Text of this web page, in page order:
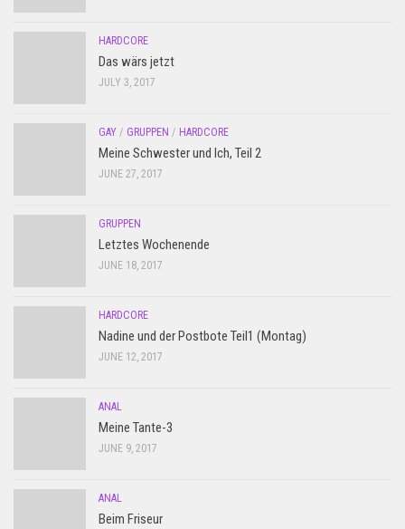
HARDCORE
Das wärs jetzt
JULY 3, 2017
GAY / GRUPPEN / HARDCORE
Meine Schwester und Ich, Teil 2
JUNE 27, 2017
GRUPPEN
Letztes Wochenende
JUNE 18, 2017
HARDCORE
Nadine und der Postbote Teil1 (Montag)
JUNE 12, 2017
ANAL
Meine Tante-3
JUNE 9, 2017
ANAL
Beim Friseur